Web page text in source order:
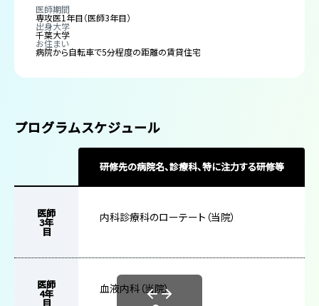
医師期間
専攻医1年目（医師3年目）
出身大学
千葉大学
お住まい
病院から自転車で5分程度の距離の賃貸住宅
プログラムスケジュール
研修先の病院名、診療科、特に注力する研修等
医師
3年
目
内科診療科のローテート（当院）
医師
4年
目
血液内科（当院）